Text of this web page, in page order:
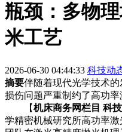
瓶颈：多物
米工艺
2026-06-30 04:44:33 科技动
摘要伴随着现代光学技术
损伤问题严重制约了高功率
【机床商务网栏目 科
学精密机械研究所高功率